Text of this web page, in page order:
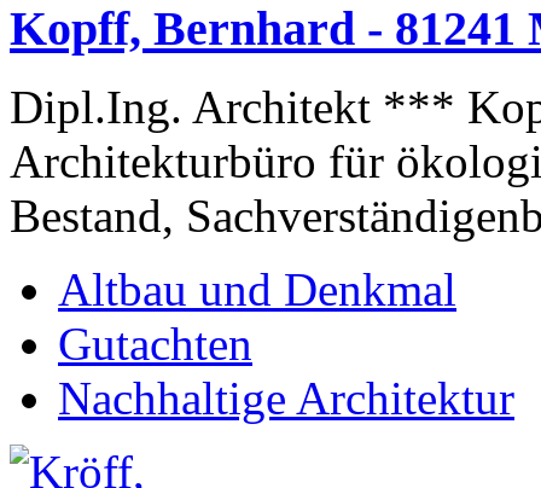
Kopff, Bernhard - 81241
Dipl.Ing. Architekt ***
Architekturbüro für
Bestand,
Altbau und Denkmal
Gutachten
Nachhaltige Architektur